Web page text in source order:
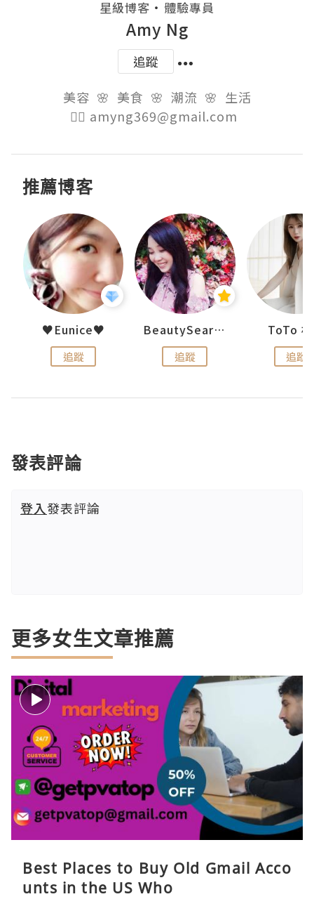
星級博客 ・ 體驗專員
Amy Ng
追蹤
美容  🌸  美食  🌸  潮流  🌸  生活
👉🏻 amyng369@gmail.com
推薦博客
♥Eunice♥
追蹤
BeautySearch
追蹤
ToTo
追蹤
發表評論
登入發表評論
更多女生文章推薦
Best Places to Buy Old Gmail Acco
unts in the US Who